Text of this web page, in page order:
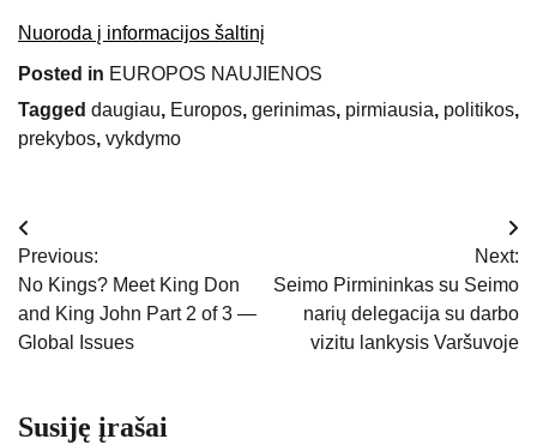
Nuoroda į informacijos šaltinį
Posted in EUROPOS NAUJIENOS
Tagged daugiau, Europos, gerinimas, pirmiausia, politikos,
prekybos, vykdymo
Navigacija
tarp
įrašų
Previous:
No Kings? Meet King Don
and King John Part 2 of 3 —
Global Issues
Next:
Seimo Pirmininkas su Seimo
narių delegacija su darbo
vizitu lankysis Varšuvoje
Susiję įrašai